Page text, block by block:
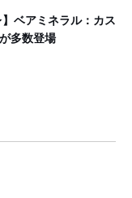
】ベアミネラル：カス
多数登場